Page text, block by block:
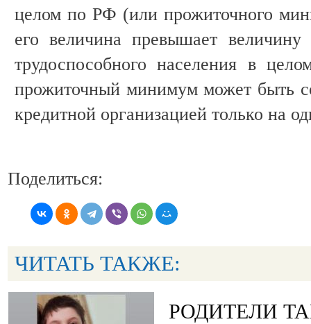
целом по РФ (или прожиточного
его величина превышает
трудоспособного населения в
прожиточный минимум может быть
кредитной организацией только на
Поделиться:
ЧИТАТЬ ТАКЖЕ:
РОДИТЕЛИ